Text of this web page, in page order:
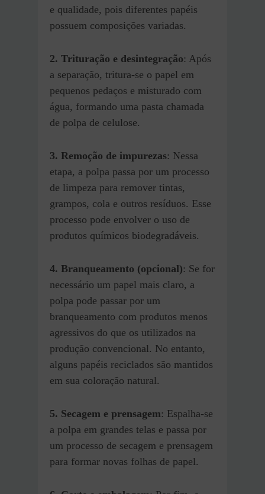
e qualidade, pois diferentes papéis
possuem composições variadas.
2. Trituração e desintegração: Após
a separação, tritura-se o papel em
pequenos pedaços e misturado com
água, formando uma pasta chamada
de polpa de celulose.
3. Remoção de impurezas: Nessa
etapa, a polpa passa por um processo
de limpeza para remover tintas,
grampos, cola e outros resíduos. Esse
processo pode envolver o uso de
produtos químicos biodegradáveis.
4. Branqueamento (opcional): Se for
necessário um papel mais claro, a
polpa pode passar por um
branqueamento com produtos menos
agressivos do que os utilizados na
produção convencional. No entanto,
alguns papéis reciclados são mantidos
em sua coloração natural.
5. Secagem e prensagem: Espalha-se
a polpa em grandes telas e passa por
um processo de secagem e prensagem
para formar novas folhas de papel.